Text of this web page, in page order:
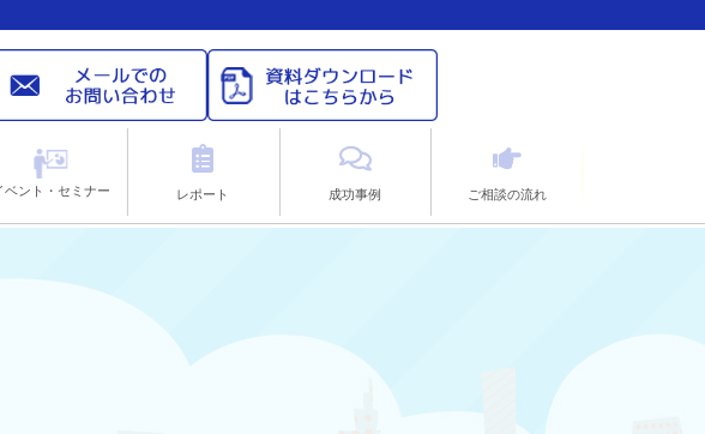
ベント・セミナー レポート 成功事例 ご相談の流れ